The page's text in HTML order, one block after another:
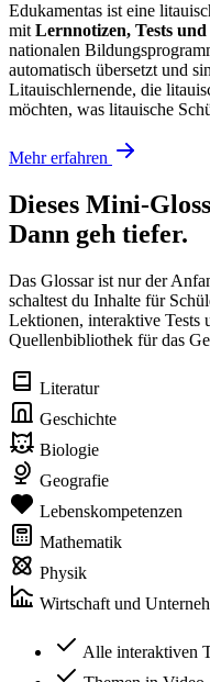
Edukamentas ist eine
mit Lernnotizen, Tests
nationalen
automatisch übersetzt und
Litauischlernende, die
möchten, was litauische
Mehr erfahren
Dieses Mini-
Dann geh tiefer.
Das Glossar ist nur der
schaltest du Inhalte für
Lektionen, interaktive Tests
Quellenbibliothek für das
Literatur
Geschichte
Biologie
Geografie
Lebenskompetenzen
Mathematik
Physik
Wirtschaft und
Alle interaktiven